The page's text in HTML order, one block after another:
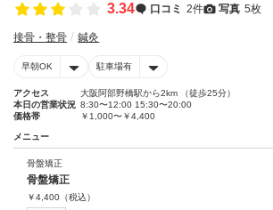
3.34 口コミ 2件 写真 5枚
接骨・整骨 鍼灸
早朝OK 駐車場有
アクセス
大阪阿部野橋駅から2km （徒歩25分）
本日の営業状況 8:30〜12:00 15:30〜20:00
価格帯
￥1,000〜￥4,400
メニュー
骨盤矯正
骨盤矯正
￥4,400 （税込）